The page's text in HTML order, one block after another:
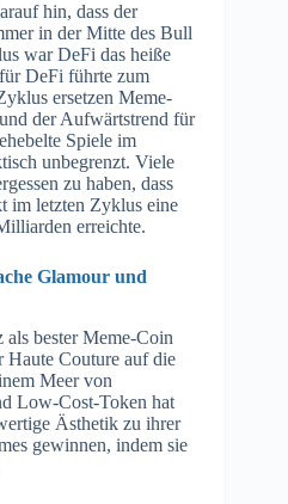
hin, dass der
in der Mitte des Bull
war DeFi das heiße
DeFi führte zum
ersetzen Meme-
der Aufwärtstrend für
Spiele im
unbegrenzt. Viele
zu haben, dass
im letzten Zyklus eine
erreichte.
Glamour und
als bester Meme-Coin
Haute Couture auf die
Meer von
Low-Cost-Token hat
Ästhetik zu ihrer
gewinnen, indem sie